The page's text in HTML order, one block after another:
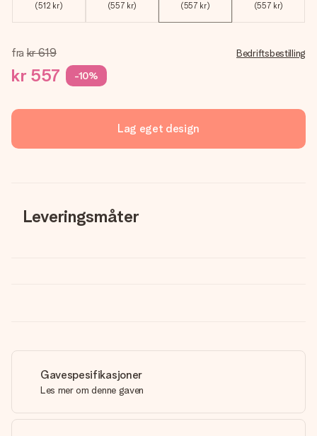
(512 kr) (557 kr) (557 kr) (557 kr)
fra kr 619
kr 557 -10%
Bedriftsbestilling
Lag eget design
Leveringsmåter
Gavespesifikasjoner
Les mer om denne gaven